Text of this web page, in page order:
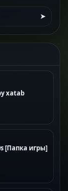
➤
xatab
[Папка игры]